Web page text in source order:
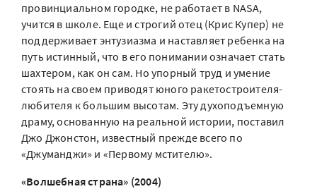
провинциальном городке, не работает в NASA,
учится в школе. Еще и строгий отец (Крис Купер) не
поддерживает энтузиазма и наставляет ребенка на
путь истинный, что в его понимании означает стать
шахтером, как он сам. Но упорный труд и умение
стоять на своем приводят юного ракетостроителя-
любителя к большим высотам. Эту духоподъемную
драму, основанную на реальной истории, поставил
Джо Джонстон, известный прежде всего по
«Джуманджи» и «Первому мстителю».
«Волшебная страна» (2004)